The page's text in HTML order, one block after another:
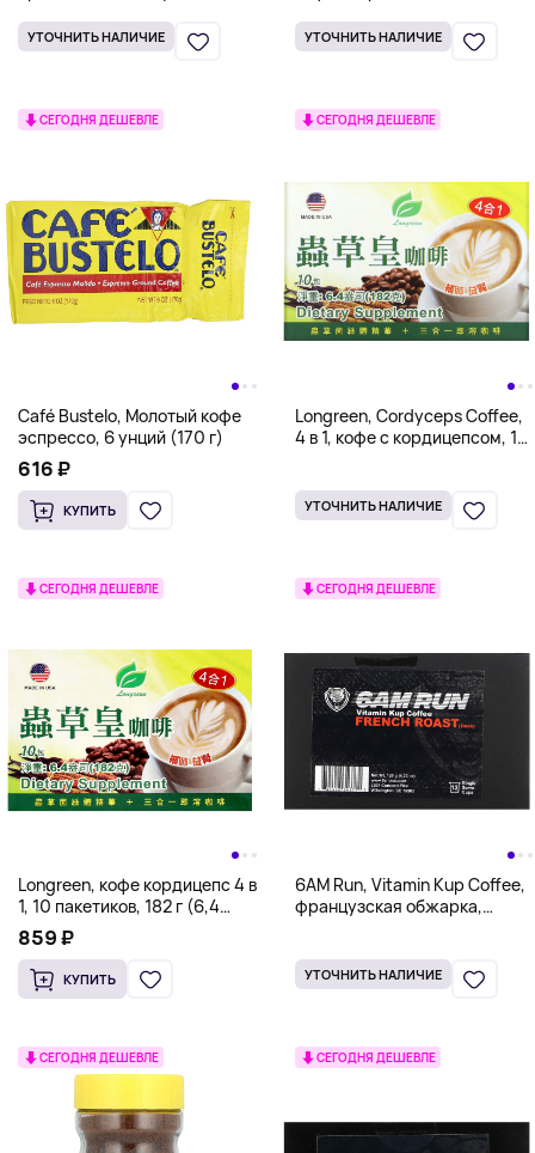
запеченное яблоко, цельные
бобы, 340 г (12 унций)
УТОЧНИТЬ НАЛИЧИЕ УТОЧНИТЬ НАЛИЧИЕ
СЕГОДНЯ ДЕШЕВЛЕ
Café Bustelo, Молотый кофе
эспрессо, 6 унций (170 г)
616 ₽
КУПИТЬ
СЕГОДНЯ ДЕШЕВЛЕ
Longreen, Cordyceps Coffee,
4 в 1, кофе с кордицепсом, 10
УТОЧНИТЬ НАЛИЧИЕ
СЕГОДНЯ ДЕШЕВЛЕ
Longreen, кофе кордицепс 4 в
1, 10 пакетиков, 182 г (6,4
унции)
859 ₽
КУПИТЬ
СЕГОДНЯ ДЕШЕВЛЕ
6AM Run, Vitamin Kup Coffee,
французская обжарка,
УТОЧНИТЬ НАЛИЧИЕ
СЕГОДНЯ ДЕШЕВЛЕ СЕГОДНЯ ДЕШЕВЛЕ